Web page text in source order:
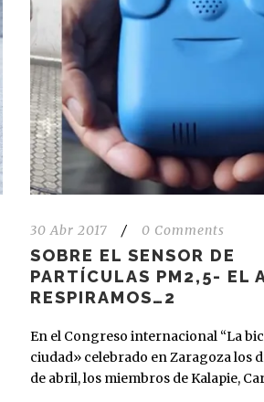
30 Abr 2017 / 0 Comments
SOBRE EL SENSOR DE
PARTÍCULAS PM2,5- EL
RESPIRAMOS…2
En el Congreso internacional “La
ciudad» celebrado en Zaragoza los
de abril, los miembros de Kalapie,